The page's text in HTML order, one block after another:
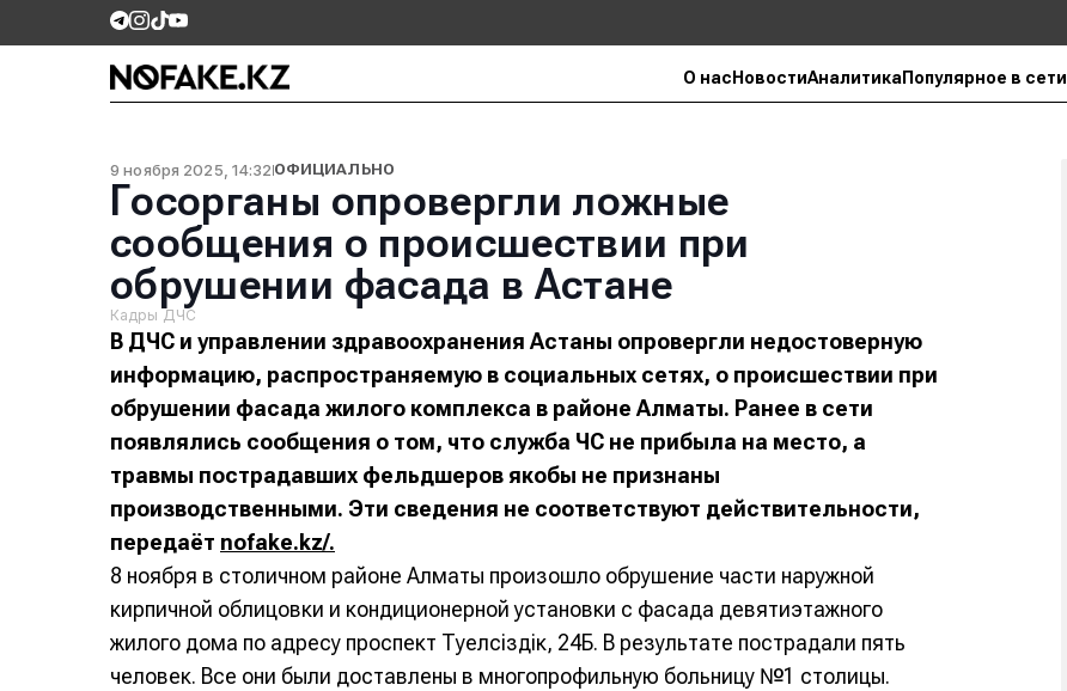
О нас НовостиАналитика Популярное в сети
9 ноября 2025, 14:32ОФИЦИАЛЬНО
Госорганы опровергли ложные
сообщения о происшествии при
обрушении фасада в Астане
Кадры ДЧС
В ДЧС и управлении здравоохранения Астаны опровергли недостоверную
информацию, распространяемую в социальных сетях, о происшествии при
обрушении фасада жилого комплекса в районе Алматы. Ранее в сети
появлялись сообщения о том, что служба ЧС не прибыла на место, а
травмы пострадавших фельдшеров якобы не признаны
производственными. Эти сведения не соответствуют действительности,
передаёт nofake.kz/.
8 ноября в столичном районе Алматы произошло обрушение части наружной
кирпичной облицовки и кондиционерной установки с фасада девятиэтажного
жилого дома по адресу проспект Тәуелсіздік, 24Б. В результате пострадали пять
человек. Все они были доставлены в многопрофильную больницу №1 столицы.